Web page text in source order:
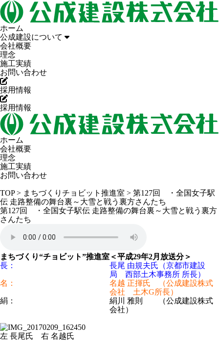
ホーム
公成建設について
会社概要
理念
施工実績
お問い合わせ
採用情報
採用情報
ホーム
会社概要
理念
施工実績
お問い合わせ
TOP> まちづくりチョビット推進室 > 第127回 ・全国女子駅
伝 走路整備の舞台裏～大雪と戦う裏方さんたち
第127回 ・全国女子駅伝 走路整備の舞台裏～大雪と戦う裏方
さんたち
まちづくり“チョビット”推進室＜平成29年2月放送分＞
長：
長尾 由規夫氏（京都市建設
局 西部土木事務所 所長）
名：
名越 正揮氏 （公成建設株式
会社 土木G所長）
絹：
絹川 雅則 （公成建設株式
会社）
左 長尾氏 右 名越氏